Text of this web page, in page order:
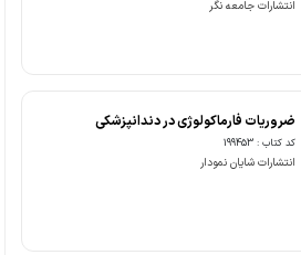
انتشارات جامعه نگر
ضروریات فارماکولوژی در دندانپزشکی
کد کتاب : 199453
انتشارات شایان نمودار